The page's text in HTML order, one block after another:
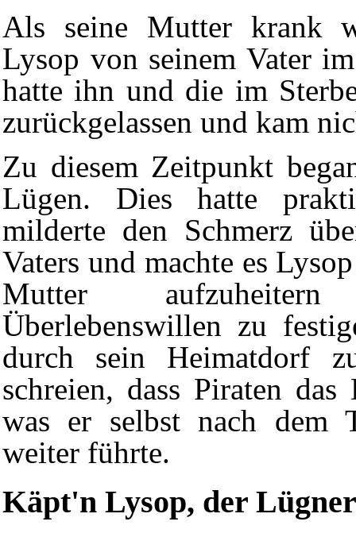
Als seine Mutter krank
Lysop von seinem Vaterim
hatte ihn und die im
zurückgelassen und kam
Zu diesem Zeitpunkt
Lügen. Dies hatte
milderte den Schmerz
Vaters und machte es
Mutter
Überlebenswillen zu
durch sein Heimatdorf
schreien, dass Piraten
was er selbst nach dem
weiter führte.
Käpt'n Lysop, der Lügner